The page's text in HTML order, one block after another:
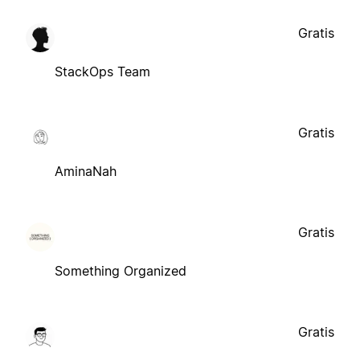
StackOps Team
Gratis
AminaNah
Gratis
Something Organized
Gratis
Gratis